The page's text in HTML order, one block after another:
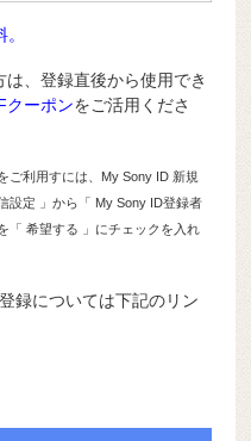
、登録直後から使用でき
クーポンをご活用くださ
ご利用すには、My Sony ID 新規
設定 」から「 My Sony ID登録者
「 希望する 」にチェックを入れ
録については下記のリン